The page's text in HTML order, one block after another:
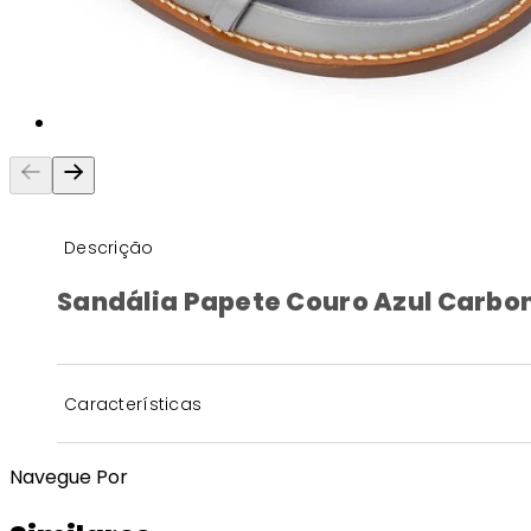
Descrição
Sandália Papete Couro Azul
Características
Navegue Por